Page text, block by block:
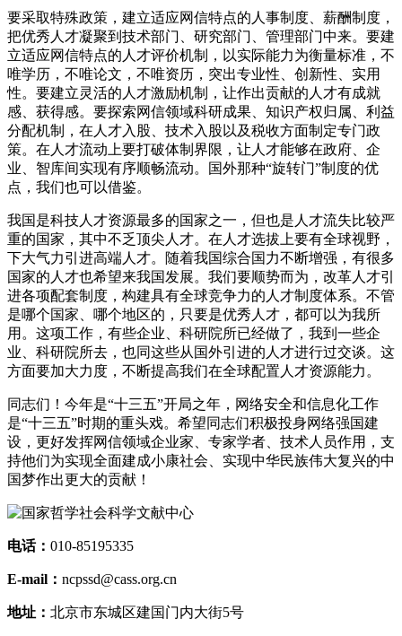
要采取特殊政策，建立适应网信特点的人事制度、薪酬制度，
把优秀人才凝聚到技术部门、研究部门、管理部门中来。要建
立适应网信特点的人才评价机制，以实际能力为衡量标准，不
唯学历，不唯论文，不唯资历，突出专业性、创新性、实用
性。要建立灵活的人才激励机制，让作出贡献的人才有成就
感、获得感。要探索网信领域科研成果、知识产权归属、利益
分配机制，在人才入股、技术入股以及税收方面制定专门政
策。在人才流动上要打破体制界限，让人才能够在政府、企
业、智库间实现有序顺畅流动。国外那种“旋转门”制度的优
点，我们也可以借鉴。
我国是科技人才资源最多的国家之一，但也是人才流失比较严
重的国家，其中不乏顶尖人才。在人才选拔上要有全球视野，
下大气力引进高端人才。随着我国综合国力不断增强，有很多
国家的人才也希望来我国发展。我们要顺势而为，改革人才引
进各项配套制度，构建具有全球竞争力的人才制度体系。不管
是哪个国家、哪个地区的，只要是优秀人才，都可以为我所
用。这项工作，有些企业、科研院所已经做了，我到一些企
业、科研院所去，也同这些从国外引进的人才进行过交谈。这
方面要加大力度，不断提高我们在全球配置人才资源能力。
同志们！今年是“十三五”开局之年，网络安全和信息化工作
是“十三五”时期的重头戏。希望同志们积极投身网络强国建
设，更好发挥网信领域企业家、专家学者、技术人员作用，支
持他们为实现全面建成小康社会、实现中华民族伟大复兴的中
国梦作出更大的贡献！
电话： 010-85195335
E-mail： ncpssd@cass.org.cn
地址： 北京市东城区建国门内大街5号